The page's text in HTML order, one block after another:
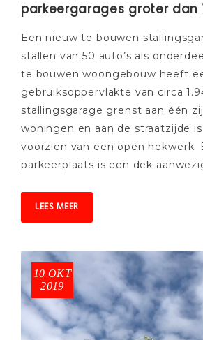
parkeergarages groter dan
Een nieuw te bouwen
stallen van 50 auto’s als
te bouwen woongebouw heeft
gebruiksoppervlakte van circa
stallingsgarage grenst aan één
woningen en aan de straatzijde
voorzien van een open hekwerk.
parkeerplaats is een dek
LEES MEER
10 OKT
2019